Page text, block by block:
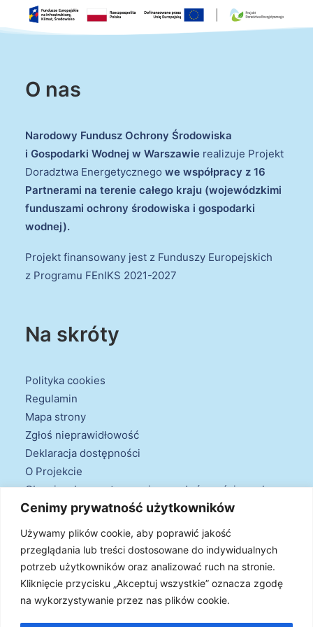
Cenimy prywatność użytkowników
Używamy plików cookie, aby poprawić jakość
przeglądania lub treści dostosowane do indywidualnych
potrzeb użytkowników oraz analizować ruch na stronie.
Kliknięcie przycisku „Akceptuj wszystkie” oznacza zgodę
na wykorzystywanie przez nas plików cookie.
O nas
Narodowy Fundusz Ochrony Środowiska
i Gospodarki Wodnej w Warszawie realizuje Projekt
Doradztwa Energetycznego we współpracy z 16
Partnerami na terenie całego kraju (wojewódzkimi
funduszami ochrony środowiska i gospodarki
wodnej).
Projekt finansowany jest z Funduszy Europejskich
z Programu FEnIKS 2021-2027
Na skróty
Polityka cookies
Regulamin
Mapa strony
Zgłoś nieprawidłowość
Deklaracja dostępności
O Projekcie
Obowiązek przestrzegania zasad równościowych
oraz warunków podstawowych
Klauzule informacyjne
zastrzeżone